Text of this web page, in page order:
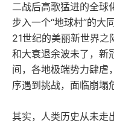
二战后高歌猛进的全球
步入一个“地球村”的大
21世纪的美丽新世界
和大衰退余波未了，新
间，各地极端势力肆虐
序遇到挑战，面临崩塌
其实，人类历史从未走